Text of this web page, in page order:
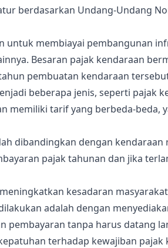
berdasarkan Undang-Undang
untuk membiayai pembangunan
Besaran pajak kendaraan
pembuatan kendaraan
beberapa jenis, seperti pajak
memiliki tarif yang berbeda-beda,
dibandingkan dengan kendaraan
pajak tahunan dan jika
kesadaran
adalah dengan
pembayaran tanpa harus datang
terhadap kewajiban pajak